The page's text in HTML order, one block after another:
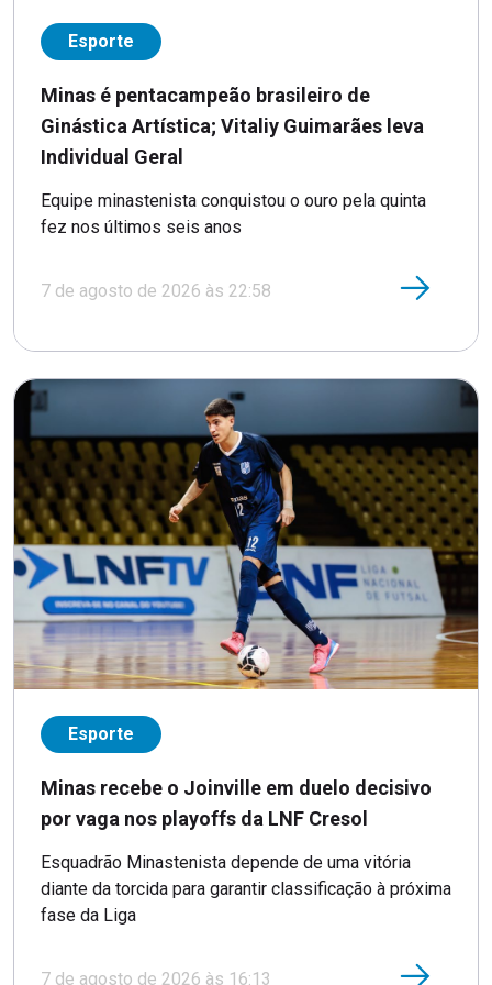
Esporte
Minas é pentacampeão brasileiro de
Ginástica Artística; Vitaliy Guimarães leva
Individual Geral
Equipe minastenista conquistou o ouro pela quinta
fez nos últimos seis anos
7 de agosto de 2026 às 22:58
Esporte
Minas recebe o Joinville em duelo decisivo
por vaga nos playoffs da LNF Cresol
Esquadrão Minastenista depende de uma vitória
diante da torcida para garantir classificação à próxima
fase da Liga
7 de agosto de 2026 às 16:13